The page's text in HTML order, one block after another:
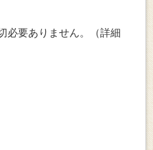
必要ありません。（詳細